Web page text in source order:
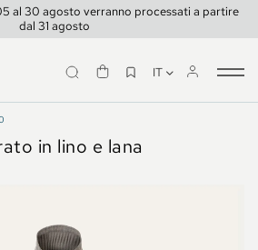
al 30 agosto verranno processati a partire
dal 31 agosto
IT
in lino e lana